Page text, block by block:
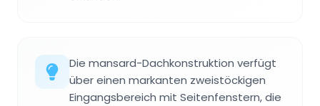
Die mansard-Dachkonstruktion verfügt
über einen markanten zweistöckigen
Eingangsbereich mit Seitenfenstern, die